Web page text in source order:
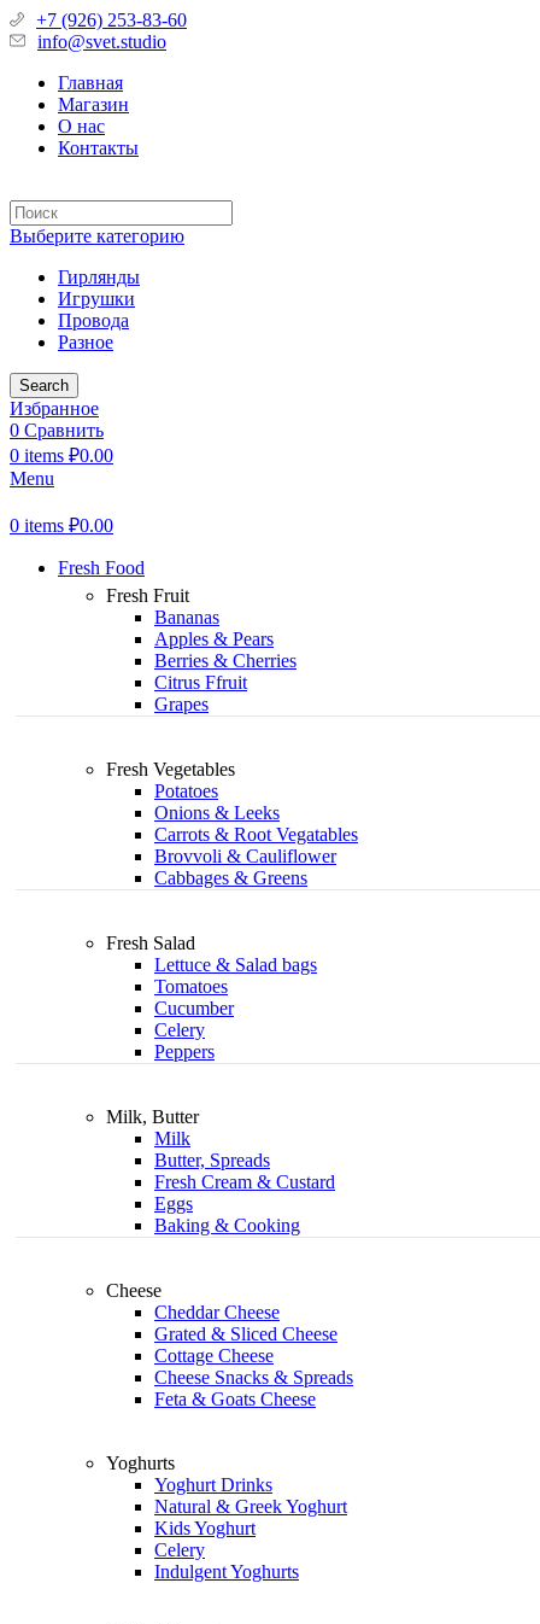
+7 (926) 253-83-60
info@svet.studio
Главная
Магазин
О нас
Контакты
Выберите категорию
Гирлянды
Игрушки
Провода
Разное
Search
Избранное
0 Сравнить
0 items ₽0.00
Menu
0 items ₽0.00
Fresh Food
Fresh Fruit
Bananas
Apples & Pears
Berries & Cherries
Citrus Ffruit
Grapes
Fresh Vegetables
Potatoes
Onions & Leeks
Carrots & Root Vegatables
Brovvoli & Cauliflower
Cabbages & Greens
Fresh Salad
Lettuce & Salad bags
Tomatoes
Cucumber
Celery
Peppers
Milk, Butter
Milk
Butter, Spreads
Fresh Cream & Custard
Eggs
Baking & Cooking
Cheese
Cheddar Cheese
Grated & Sliced Cheese
Cottage Cheese
Cheese Snacks & Spreads
Feta & Goats Cheese
Yoghurts
Yoghurt Drinks
Natural & Greek Yoghurt
Kids Yoghurt
Celery
Indulgent Yoghurts